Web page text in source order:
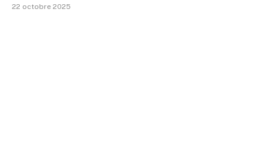
22 octobre 2025